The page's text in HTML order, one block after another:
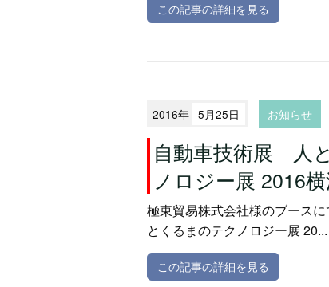
この記事の詳細を見る
2016年 5月25日 お知らせ
自動車技術展 人
ノロジー展 2016
極東貿易株式会社様のブース
とくるまのテクノロジー展 20...
この記事の詳細を見る